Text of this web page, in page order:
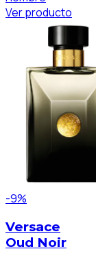
Ver producto
-9%
Versace
Oud Noir